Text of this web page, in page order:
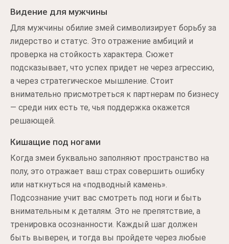
Видение для мужчины
Для мужчины обилие змей символизирует борьбу за
лидерство и статус. Это отражение амбиций и
проверка на стойкость характера. Сюжет
подсказывает, что успех придет не через агрессию,
а через стратегическое мышление. Стоит
внимательно присмотреться к партнерам по бизнесу
— среди них есть те, чья поддержка окажется
решающей.
Кишащие под ногами
Когда змеи буквально заполняют пространство на
полу, это отражает ваш страх совершить ошибку
или наткнуться на «подводный камень».
Подсознание учит вас смотреть под ноги и быть
внимательным к деталям. Это не препятствие, а
тренировка осознанности. Каждый шаг должен
быть выверен, и тогда вы пройдете через любые